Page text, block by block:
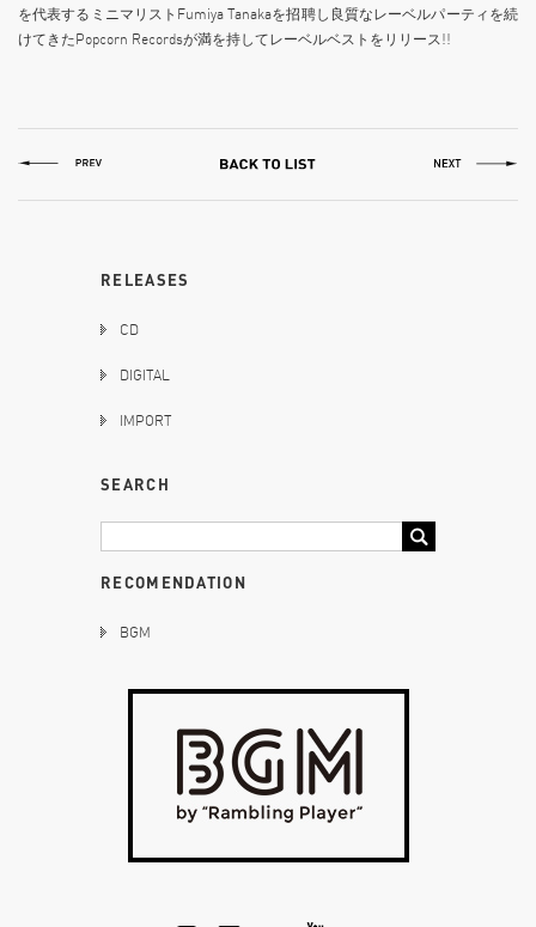
を代表するミニマリストFumiya Tanakaを招聘し良質なレーベルパーティを続
けてきたPopcorn Recordsが満を持してレーベルベストをリリース!!
RELEASES
CD
DIGITAL
IMPORT
SEARCH
RECOMENDATION
BGM